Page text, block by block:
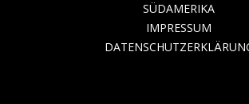
SÜDAMERIKA
IMPRESSUM